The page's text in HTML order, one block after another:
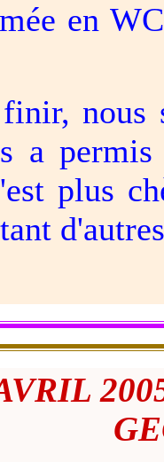
en
a
plus